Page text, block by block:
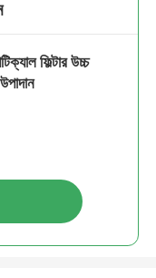
ফিল্টার উচ্চ